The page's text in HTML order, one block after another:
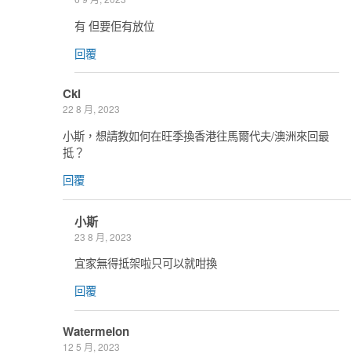
有 但要佢有放位
回覆
Ckl
22 8 月, 2023
小斯，想請教如何在旺季換香港往馬爾代夫/澳洲來回最
抵？
回覆
小斯
23 8 月, 2023
宜家無得抵架啦只可以就咁換
回覆
Watermelon
12 5 月, 2023